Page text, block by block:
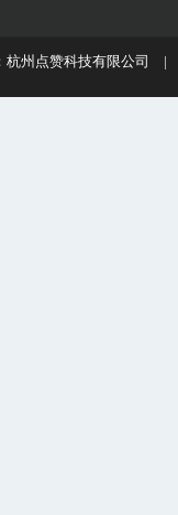
杭州点赞科技有限公司